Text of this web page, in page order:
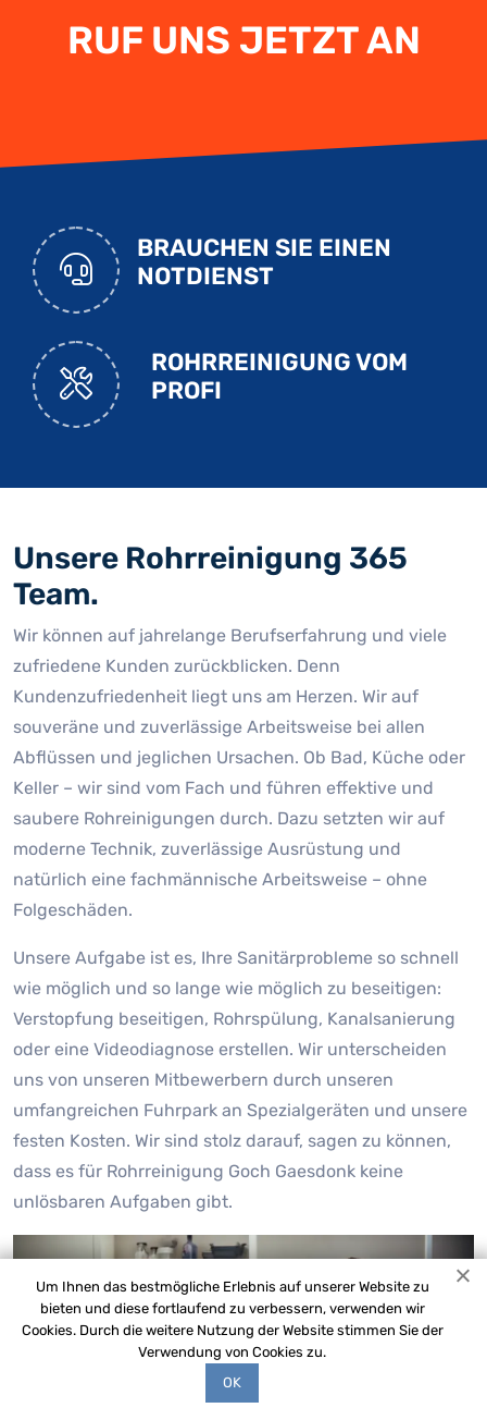
RUF UNS JETZT AN
BRAUCHEN SIE EINEN
NOTDIENST
ROHRREINIGUNG VOM
PROFI
Unsere Rohrreinigung 365
Team.
Wir können auf jahrelange Berufserfahrung und viele
zufriedene Kunden zurückblicken. Denn
Kundenzufriedenheit liegt uns am Herzen. Wir auf
souveräne und zuverlässige Arbeitsweise bei allen
Abflüssen und jeglichen Ursachen. Ob Bad, Küche oder
Keller – wir sind vom Fach und führen effektive und
saubere Rohreinigungen durch. Dazu setzten wir auf
moderne Technik, zuverlässige Ausrüstung und
natürlich eine fachmännische Arbeitsweise – ohne
Folgeschäden.
Unsere Aufgabe ist es, Ihre Sanitärprobleme so schnell
wie möglich und so lange wie möglich zu beseitigen:
Verstopfung beseitigen, Rohrspülung, Kanalsanierung
oder eine Videodiagnose erstellen. Wir unterscheiden
uns von unseren Mitbewerbern durch unseren
umfangreichen Fuhrpark an Spezialgeräten und unsere
festen Kosten. Wir sind stolz darauf, sagen zu können,
dass es für Rohrreinigung Goch Gaesdonk keine
unlösbaren Aufgaben gibt.
Um Ihnen das bestmögliche Erlebnis auf unserer Website zu
bieten und diese fortlaufend zu verbessern, verwenden wir
Cookies. Durch die weitere Nutzung der Website stimmen Sie der
Verwendung von Cookies zu.
OK